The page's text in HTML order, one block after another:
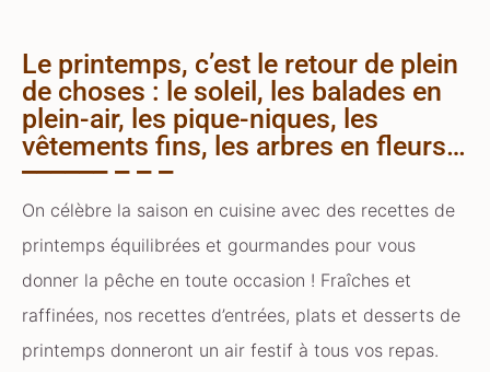
Le printemps, c’est le retour de plein
de choses : le soleil, les balades en
plein-air, les pique-niques, les
vêtements fins, les arbres en fleurs…
On célèbre la saison en cuisine avec des recettes de
printemps équilibrées et gourmandes pour vous
donner la pêche en toute occasion ! Fraîches et
raffinées, nos recettes d’entrées, plats et desserts de
printemps donneront un air festif à tous vos repas.